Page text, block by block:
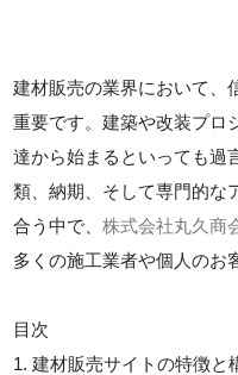
建材販売の業界において、
重要です。建築や改装プロ
達から始まるといっても過
類、納期、そして専門的な
合う中で、株式会社丸久商
多くの施工業者や個人のお
目次
1. 建材販売サイトの特徴と